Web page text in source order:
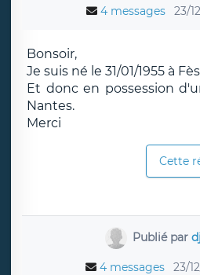
4 messages 23/
Bonsoir,
Je suis né le 31/01/1955 à
Et donc en possession
Nantes.
Merci
Cette
Publié par
4 messages 23/